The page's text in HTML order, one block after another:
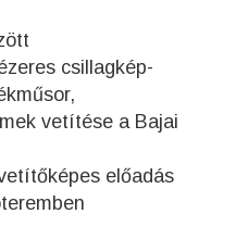
csillagkép-
vetítése a Bajai
előadás